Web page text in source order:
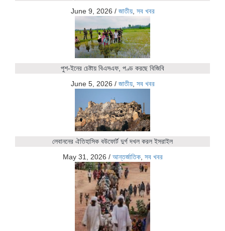
June 9, 2026 / জাতীয়, সব খবর
পুশ-ইনের চেষ্টায় বিএসএফ, পণ্ড করছে বিজিবি
June 5, 2026 / জাতীয়, সব খবর
লেবাননের ঐতিহাসিক বউফোর্ট দুর্গ দখল করল ইসরাইল
May 31, 2026 / আন্তর্জাতিক, সব খবর